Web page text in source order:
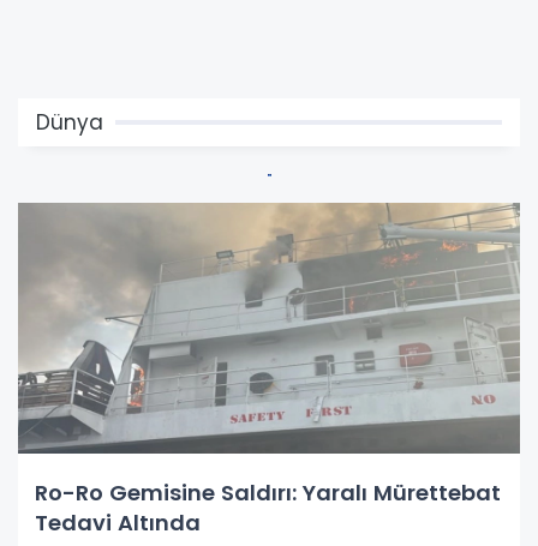
Dünya
Ro-Ro Gemisine Saldırı: Yaralı Mürettebat
Tedavi Altında